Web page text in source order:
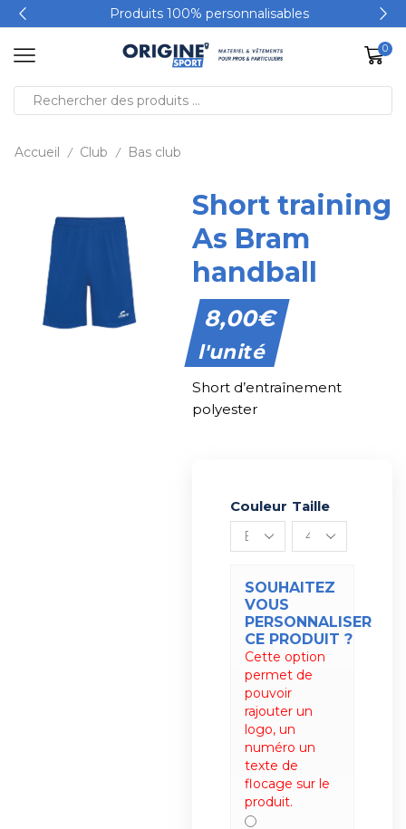
Produits 100% personnalisables
0
Accueil / Club / Bas club
Short training
As Bram
handball
8,00€
l'unité
Short d’entraînement
polyester
Couleur Taille
SOUHAITEZ
VOUS
PERSONNALISER
CE PRODUIT ?
Cette option
permet de
pouvoir
rajouter un
logo, un
numéro un
texte de
flocage sur le
produit.
Alternative: